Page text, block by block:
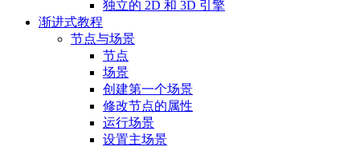
独立的 2D 和 3D 引擎
渐进式教程
节点与场景
节点
场景
创建第一个场景
修改节点的属性
运行场景
设置主场景